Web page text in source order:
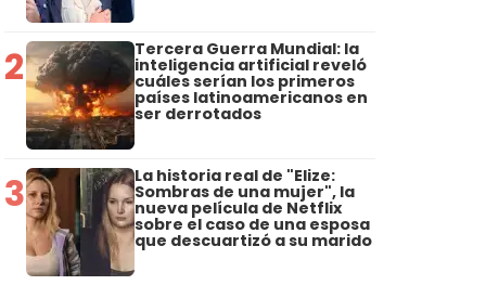
2 Tercera Guerra Mundial: la
inteligencia artificial reveló
cuáles serían los primeros
países latinoamericanos en
ser derrotados
3 La historia real de "Elize:
Sombras de una mujer", la
nueva película de Netflix
sobre el caso de una esposa
que descuartizó a su marido